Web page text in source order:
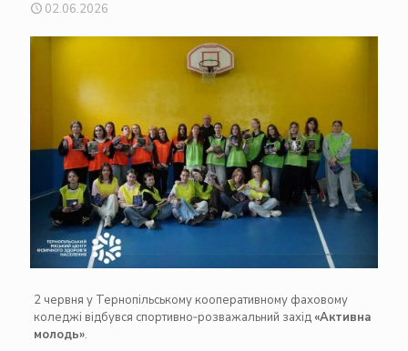
02.06.2026
2 червня у Тернопільському кооперативному фаховому
коледжі відбувся спортивно‑розважальний захід «Активна
молодь».